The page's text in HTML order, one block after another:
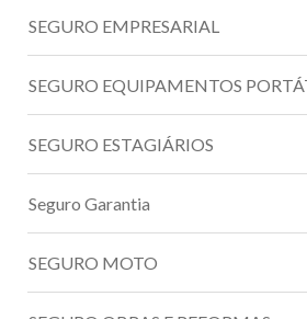
SEGURO EMPRESARIAL
SEGURO EQUIPAMENTOS
SEGURO ESTAGIÁRIOS
Seguro Garantia
SEGURO MOTO